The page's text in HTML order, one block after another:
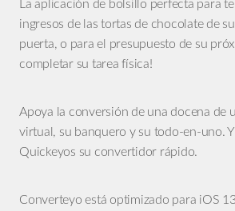
La aplicación de bolsillo perfecta para
ingresos de las tortas de chocolate de
puerta, o para el presupuesto de su
completar su tarea física!
Apoya la conversión de una docena de
virtual, su banquero y su todo-en-uno.
Quickeyos su convertidor rápido.
Converteyo está optimizado para iOS